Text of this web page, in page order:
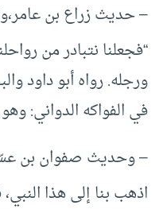
– حديث زراع بن
“فجعلنا نتبادر من
ورجله. رواه أبو داود
في الفواكه الدواني:
– وحديث صفوان بن
اذهب بنا إلى هذا